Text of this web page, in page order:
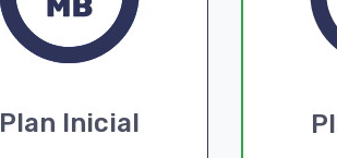
Plan Inicial